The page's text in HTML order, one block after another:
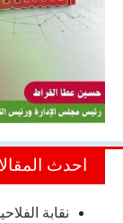
احدث
نقابة